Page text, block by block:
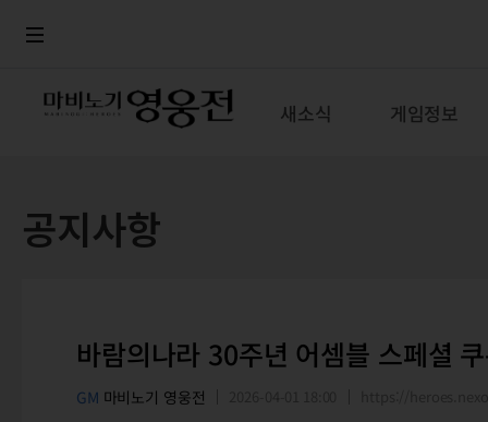
새소식 게임정보
공지사항
바람의나라 30주년 어셈블 스페셜
GM 마비노기 영웅전